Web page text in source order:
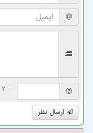
= ۲ بعلاوه ۴
ارسال نظر